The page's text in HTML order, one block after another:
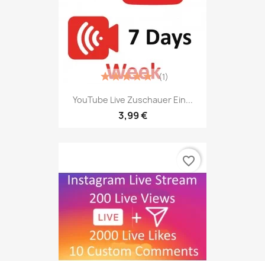
YouTube Live Zuschauer Ein...
3,99 €
(1)
favorite_border